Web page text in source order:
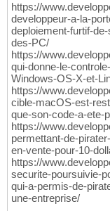
https://
developpeur-a-la-
deploiement-furtif-
des-PC/
https://
qui-donne-le-
Windows-OS-X-et-
https://
cible-macOS-est-
que-son-code-a-ete-
https://
permettant-de-
en-vente-pour-10-
https://
securite-poursuivie-
qui-a-permis-de-
une-entreprise/